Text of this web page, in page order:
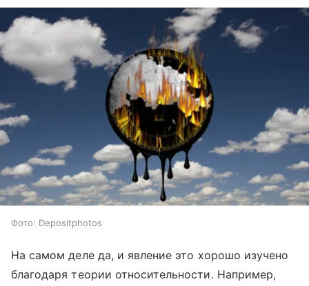
Фото: Depositphotos
На самом деле да, и явление это хорошо изучено
благодаря теории относительности. Например,